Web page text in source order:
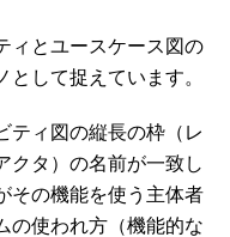
ィとユースケース図の
して捉えています。
ィ図の縦長の枠（レ
クタ）の名前が一致し
その機能を使う主体者
の使われ方（機能的な